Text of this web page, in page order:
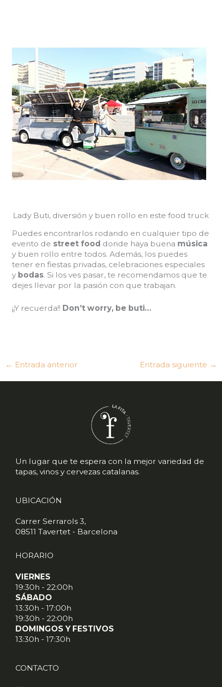
Lady Buti, diversión y buen rollo en este food truck
Puedes encontrarlos rodando en cualquier tipo de
evento de street food donde haya buena música
y buen rollo entre todos. Además, los puedes
tener en fiestas privadas, celebraciones especiales
y bodas. Si los ves pasar, te recomendamos que te
dejes llevar por la pasión con que trabajan.
¡¡Y recuerda!! Don’t worry, be buti…
← Entrada anterior Entrada siguiente →
Un lugar que te espera con la mejor variedad de
tapas, vinos y cervezas catalanas.
UBICACIÓN
Carrer Serrarols 3,
08511 Tavertet - Barcelona
HORARIO
VIERNES
19:30h - 22:00h
SÁBADO
13:30h - 17:00h
19:30h - 22:00h
DOMINGOS Y FESTIVOS
13:30h - 17:30h
CONTACTO